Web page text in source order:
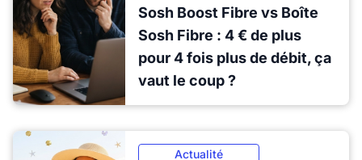
Sosh Boost Fibre vs Boîte
Sosh Fibre : 4 € de plus
pour 4 fois plus de débit, ça
vaut le coup ?
Actualité